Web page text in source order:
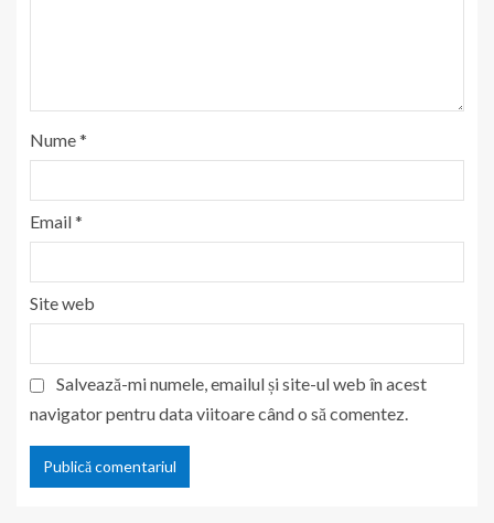
Nume*
Email*
Site web
Salvează-mi numele, emailul și site-ul web în acest
navigator pentru data viitoare când o să comentez.